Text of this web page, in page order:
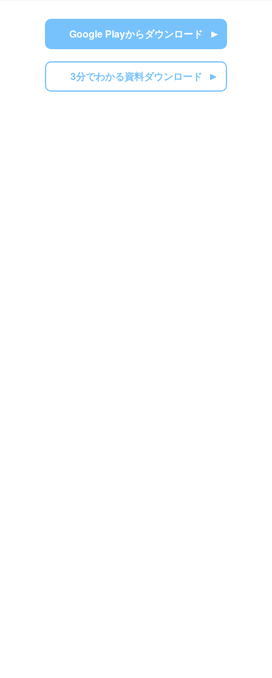
Google Playからダウンロード
3分でわかる資料ダウンロード